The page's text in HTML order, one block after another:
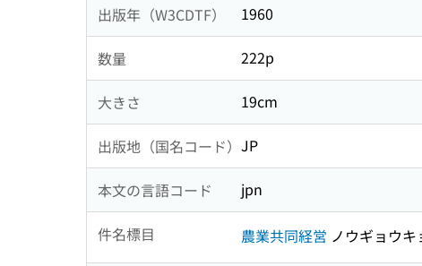
出版年（W3CDTF） 1960
数量 222p
大きさ 19cm
出版地（国名コード） JP
本文の言語コード jpn
件名標目 農業共同経営 ノウギョウ